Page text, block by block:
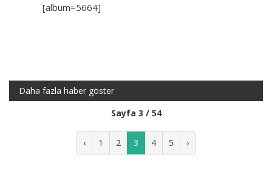
[albüm=5664]
Daha fazla haber göster
Sayfa 3 / 54
‹ 1 2 3 4 5 ›